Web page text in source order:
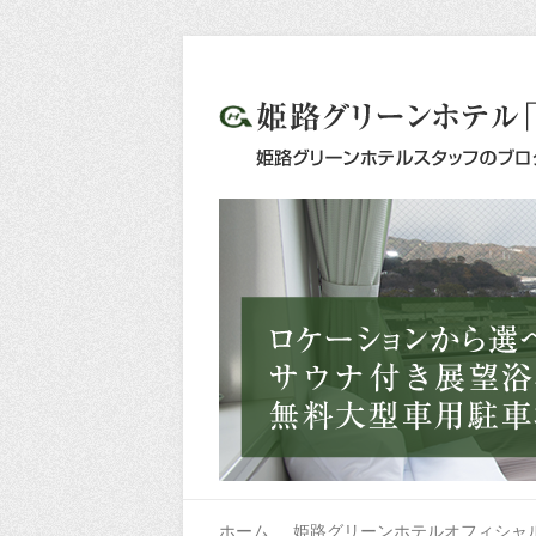
ホーム 姫路グリーンホテルオフィシャ